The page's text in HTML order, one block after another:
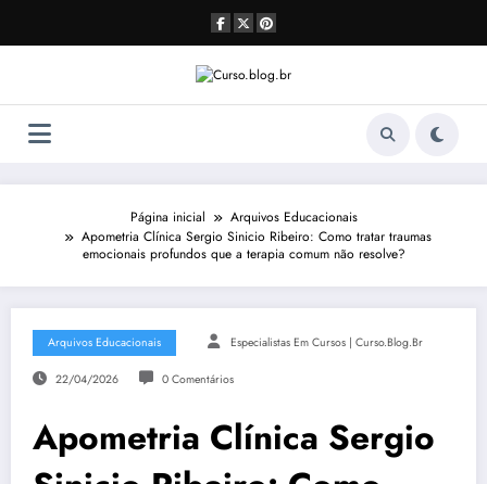
o
Página inicial
Arquivos Educacionais
Apometria Clínica Sergio Sinicio Ribeiro: Como tratar traumas
emocionais profundos que a terapia comum não resolve?
Arquivos Educacionais Especialistas Em Cursos | Curso.blog.br
22/04/2026 0 Comentários
Apometria Clínica Sergio